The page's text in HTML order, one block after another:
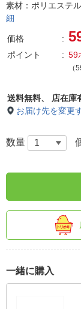
素材：ポリエス
細
価格
ポイント 59
（
送料無料、
店在庫
お届け先を変更
数量
一緒に購入